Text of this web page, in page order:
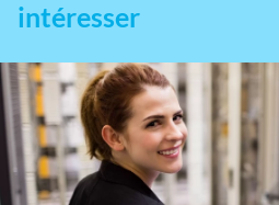
intéresser